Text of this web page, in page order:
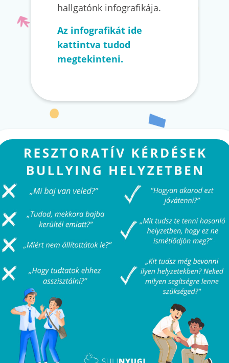
hallgatónk infografikája.
Az infografikát ide
kattintva tudod
megtekinteni.